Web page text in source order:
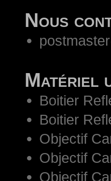
Nous
Matériel
Boitier
Boitier
Objectif
Objectif
Objectif